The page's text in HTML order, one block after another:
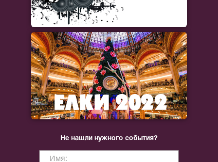
Не нашли нужного события?